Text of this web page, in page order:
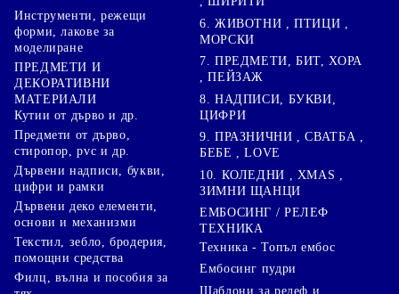
Инструменти, режещи
форми, лакове за
моделиране
ПРЕДМЕТИ И
ДЕКОРАТИВНИ
МАТЕРИАЛИ
Кутии от дърво и др.
Предмети от дърво,
стиропор, pvc и др.
Дървени надписи, букви,
цифри и рамки
Дървени деко елементи,
основи и механизми
Текстил, зебло, бродерия,
помощни средства
Филц, вълна и пособия за
6. ЖИВОТНИ , ПТИЦИ ,
МОРСКИ
7. ПРЕДМЕТИ, БИТ, ХОРА
, ПЕЙЗАЖ
8. НАДПИСИ, БУКВИ,
ЦИФРИ
9. ПРАЗНИЧНИ , СВАТБА ,
БЕБЕ , LOVE
10. КОЛЕДНИ , XMAS ,
ЗИМНИ ЩАНЦИ
ЕМБОСИНГ / РЕЛЕФ
ТЕХНИКА
Техника - Топъл ембос
Ембосинг пудри
Шаблони за релеф и